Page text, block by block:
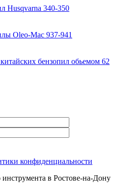
Husqvarna 340-350
Oleo-Mac 937-941
бензопил обьемом 62
конфиденциальности
инструмента в Ростове-на-Дону